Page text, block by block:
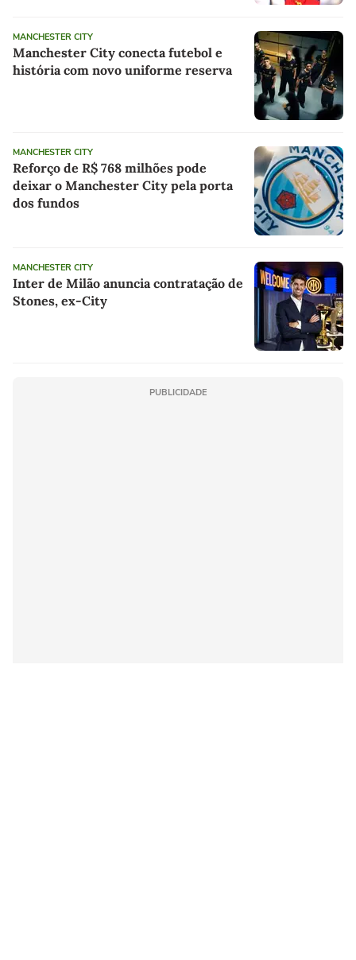
MANCHESTER CITY
Manchester City conecta futebol e
história com novo uniforme reserva
MANCHESTER CITY
Reforço de R$ 768 milhões pode
deixar o Manchester City pela porta
dos fundos
MANCHESTER CITY
Inter de Milão anuncia contratação de
Stones, ex-City
PUBLICIDADE